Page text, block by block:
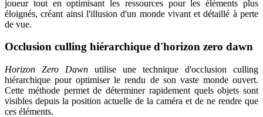
joueur tout en optimisant les ressources pour les éléments plus
éloignés, créant ainsi l'illusion d'un monde vivant et détaillé à perte
de vue.
Occlusion culling hiérarchique d'horizon zero dawn
Horizon Zero Dawn utilise une technique d'occlusion culling
hiérarchique pour optimiser le rendu de son vaste monde ouvert.
Cette méthode permet de déterminer rapidement quels objets sont
visibles depuis la position actuelle de la caméra et de ne rendre que
ces éléments.